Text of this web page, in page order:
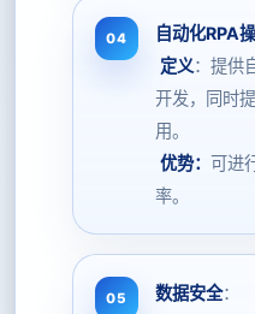
自动化RPA操
定义：提供
开发，同时
用。
​优势： 可进
率。
数据安全：